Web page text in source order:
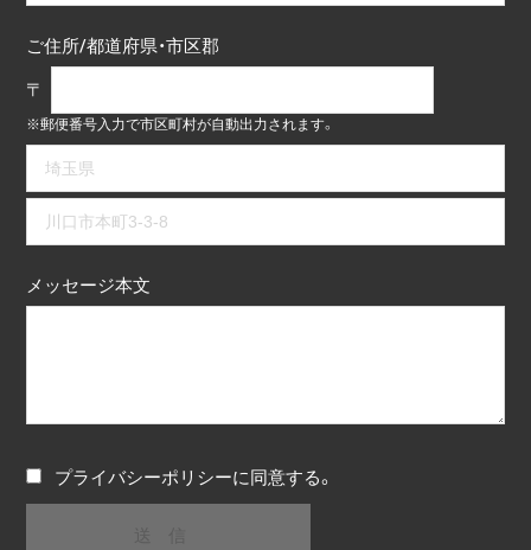
ご住所/都道府県・市区郡
〒
※郵便番号入力で市区町村が自動出力されます。
メッセージ本文
プライバシーポリシーに同意する。